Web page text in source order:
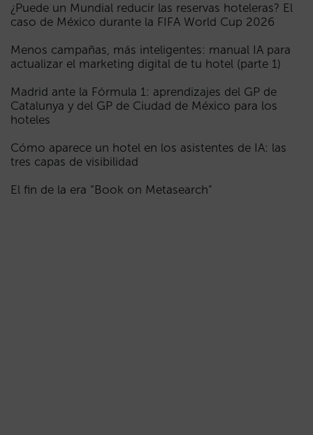
¿Puede un Mundial reducir las reservas hoteleras? El
caso de México durante la FIFA World Cup 2026
Menos campañas, más inteligentes: manual IA para
actualizar el marketing digital de tu hotel (parte 1)
Madrid ante la Fórmula 1: aprendizajes del GP de
Catalunya y del GP de Ciudad de México para los
hoteles
Cómo aparece un hotel en los asistentes de IA: las
tres capas de visibilidad
El fin de la era “Book on Metasearch”